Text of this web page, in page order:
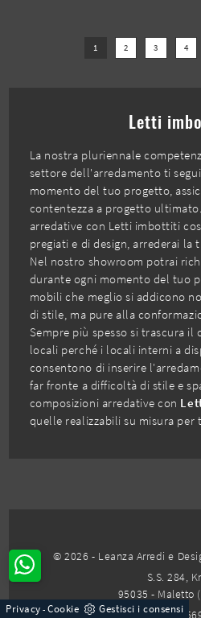
1 2 3 4
Letti
La nostra pluriennale
settore dell'arredamento ti
momento del tuo progetto,
contentezza a progetto
arredative con Letti imbottiti
pregiati e di design, arrederai la
Nel nostro showroom potrai
durante ogni momento del tuo
mobili che meglio si addicono
di stile, ma pure alla
Sempre più spesso si trascura
locali perché i locali interni a
consentono di inserire
far fronte a difficoltà di stile e
composizioni arredative con
quelle realizzabili su misura per
© 2026 - Leanza Arredi e
S.S. 284,
95035 - Maletto
Tel.+39
Privacy -Cookie Gestisci i consensi